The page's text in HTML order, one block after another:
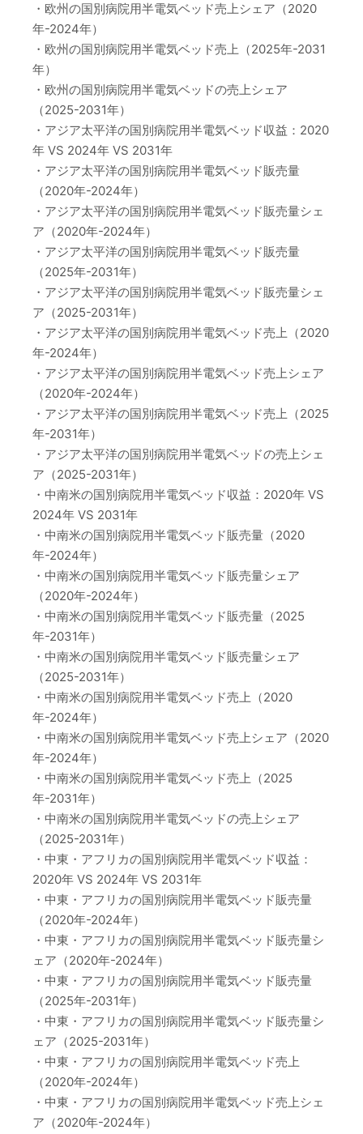
・欧州の国別病院用半電気ベッド売上シェア（2020
年-2024年）
・欧州の国別病院用半電気ベッド売上（2025年-2031
年）
・欧州の国別病院用半電気ベッドの売上シェア
（2025-2031年）
・アジア太平洋の国別病院用半電気ベッド収益：2020
年 VS 2024年 VS 2031年
・アジア太平洋の国別病院用半電気ベッド販売量
（2020年-2024年）
・アジア太平洋の国別病院用半電気ベッド販売量シェ
ア（2020年-2024年）
・アジア太平洋の国別病院用半電気ベッド販売量
（2025年-2031年）
・アジア太平洋の国別病院用半電気ベッド販売量シェ
ア（2025-2031年）
・アジア太平洋の国別病院用半電気ベッド売上（2020
年-2024年）
・アジア太平洋の国別病院用半電気ベッド売上シェア
（2020年-2024年）
・アジア太平洋の国別病院用半電気ベッド売上（2025
年-2031年）
・アジア太平洋の国別病院用半電気ベッドの売上シェ
ア（2025-2031年）
・中南米の国別病院用半電気ベッド収益：2020年 VS
2024年 VS 2031年
・中南米の国別病院用半電気ベッド販売量（2020
年-2024年）
・中南米の国別病院用半電気ベッド販売量シェア
（2020年-2024年）
・中南米の国別病院用半電気ベッド販売量（2025
年-2031年）
・中南米の国別病院用半電気ベッド販売量シェア
（2025-2031年）
・中南米の国別病院用半電気ベッド売上（2020
年-2024年）
・中南米の国別病院用半電気ベッド売上シェア（2020
年-2024年）
・中南米の国別病院用半電気ベッド売上（2025
年-2031年）
・中南米の国別病院用半電気ベッドの売上シェア
（2025-2031年）
・中東・アフリカの国別病院用半電気ベッド収益：
2020年 VS 2024年 VS 2031年
・中東・アフリカの国別病院用半電気ベッド販売量
（2020年-2024年）
・中東・アフリカの国別病院用半電気ベッド販売量シ
ェア（2020年-2024年）
・中東・アフリカの国別病院用半電気ベッド販売量
（2025年-2031年）
・中東・アフリカの国別病院用半電気ベッド販売量シ
ェア（2025-2031年）
・中東・アフリカの国別病院用半電気ベッド売上
（2020年-2024年）
・中東・アフリカの国別病院用半電気ベッド売上シェ
ア（2020年-2024年）